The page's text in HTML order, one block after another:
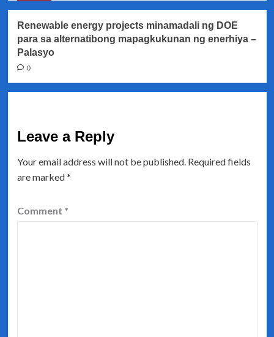
Renewable energy projects minamadali ng DOE
para sa alternatibong mapagkukunan ng enerhiya –
Palasyo
0
Leave a Reply
Your email address will not be published. Required fields
are marked*
Comment *